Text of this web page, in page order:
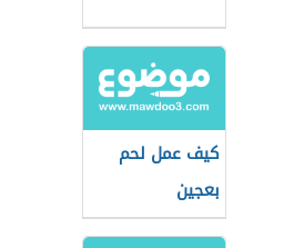
كيف عمل لحم
بعجين